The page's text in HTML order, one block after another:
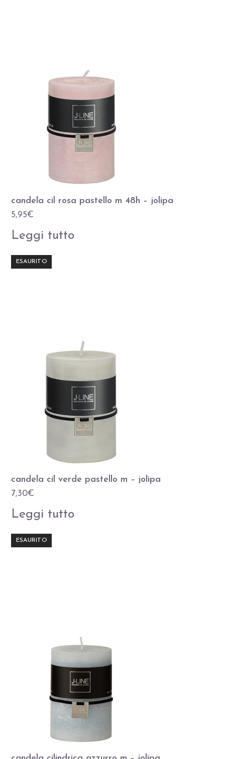
candela cil rosa pastello m 48h – jolipa
5,95€
Leggi tutto
ESAURITO
candela cil verde pastello m – jolipa
7,30€
Leggi tutto
ESAURITO